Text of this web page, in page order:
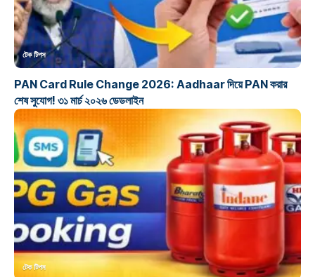
টেক টিপস
PAN Card Rule Change 2026: Aadhaar দিয়ে PAN করার
শেষ সুযোগ! ৩১ মার্চ ২০২৬ ডেডলাইন
টেক টিপস